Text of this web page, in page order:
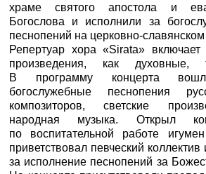
храме святого апостола и
Богослова и исполнили за
песнопений на церковно-
Репертуар хора «Sirata»
произведения, как духовные,
В программу концерта
богослужебные песнопения
композиторов, светские
народная музыка. Открыл
по воспитательной работе
приветствовал певческий
за исполнение песнопений за